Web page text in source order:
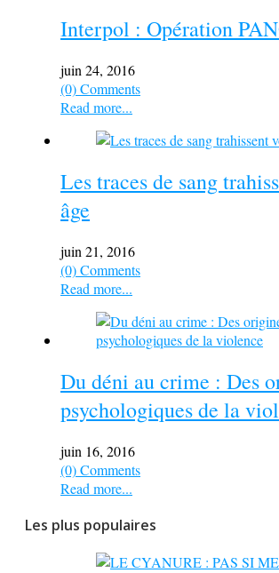
Interpol : Opération
juin 24, 2016
(0) Comments
Read more...
Les traces de sang
âge
juin 21, 2016
(0) Comments
Read more...
Du déni au crime : Des
psychologiques de la
juin 16, 2016
(0) Comments
Read more...
Les plus populaires